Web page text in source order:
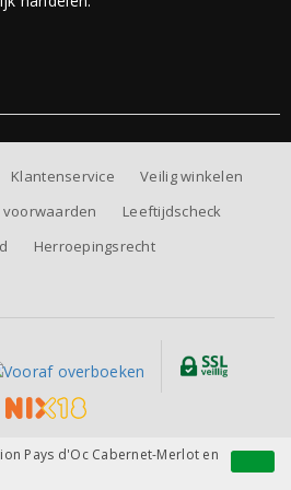
Pays d'Oc Cabernet-Merlot en
Klantenservice
Veilig winkelen
voorwaarden
Leeftijdscheck
Herroepingsrecht
exclusief eventuele verzendkosten.